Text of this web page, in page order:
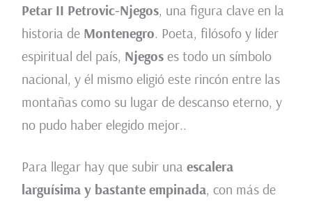
Petar II Petrovic-Njegos, una figura clave en la
historia de Montenegro. Poeta, filósofo y líder
espiritual del país, Njegos es todo un símbolo
nacional, y él mismo eligió este rincón entre las
montañas como su lugar de descanso eterno, y
no pudo haber elegido mejor..
Para llegar hay que subir una escalera
larguísima y bastante empinada, con más de